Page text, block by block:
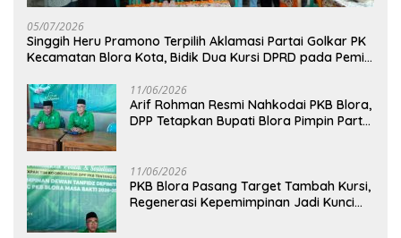
05/07/2026
Singgih Heru Pramono Terpilih Aklamasi Partai Golkar PK
Kecamatan Blora Kota, Bidik Dua Kursi DPRD pada Pemilu
11/06/2026
Arif Rohman Resmi Nahkodai PKB Blora,
DPP Tetapkan Bupati Blora Pimpin Partai
11/06/2026
PKB Blora Pasang Target Tambah Kursi,
Regenerasi Kepemimpinan Jadi Kunci